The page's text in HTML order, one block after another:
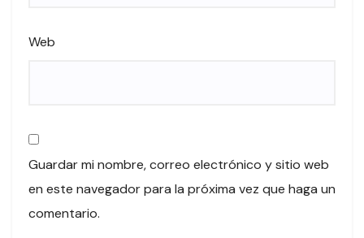
Web
Guardar mi nombre, correo electrónico y sitio web
en este navegador para la próxima vez que haga un
comentario.